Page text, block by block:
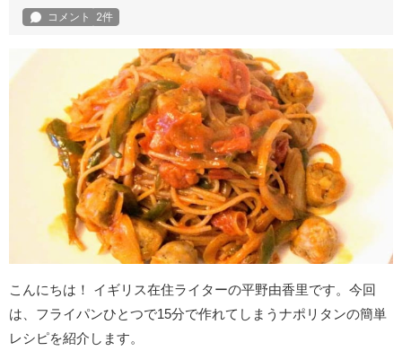
こんにちは！ イギリス在住ライターの平野由香里です。今回
は、フライパンひとつで15分で作れてしまうナポリタンの簡単
レシピを紹介します。